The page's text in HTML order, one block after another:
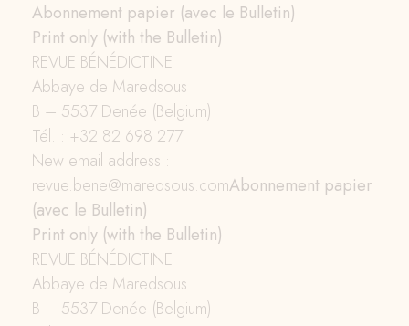
Abonnement papier (avec le Bulletin)
Print only (with the Bulletin)
REVUE BÉNÉDICTINE
Abbaye de Maredsous
B – 5537 Denée (Belgium)
Tél. : +32 82 698 277
New email address :
revue.bene@maredsous.comAbonnement papier
(avec le Bulletin)
Print only (with the Bulletin)
REVUE BÉNÉDICTINE
Abbaye de Maredsous
B – 5537 Denée (Belgium)